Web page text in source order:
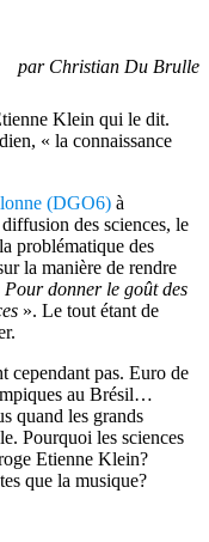
par Christian Du Brulle
Klein qui le dit.
« la connaissance
(DGO6) à
des sciences, le
problématique des
la manière de rendre
Pour donner le goût des
». Le tout étant de
cependant pas. Euro de
au Brésil…
quand les grands
Pourquoi les sciences
Etienne Klein?
que la musique?